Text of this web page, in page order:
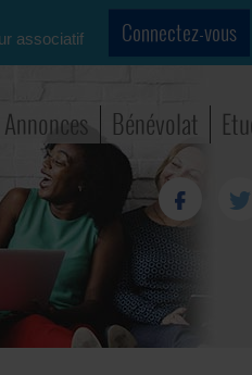
associatif Connectez-vous
Annonces Bénévolat